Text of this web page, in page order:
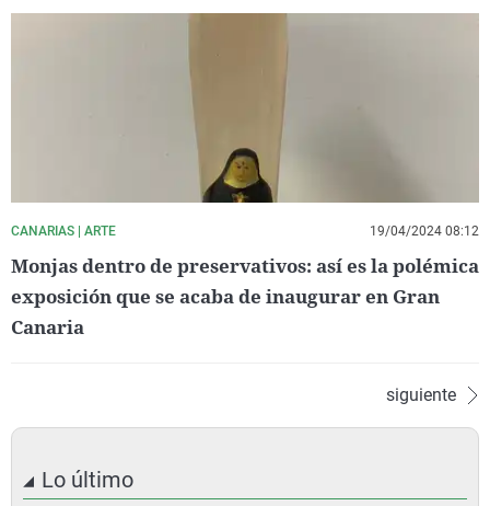
CANARIAS | ARTE 19/04/2024 08:12
Monjas dentro de preservativos: así es la polémica
exposición que se acaba de inaugurar en Gran
Canaria
siguiente
Lo último